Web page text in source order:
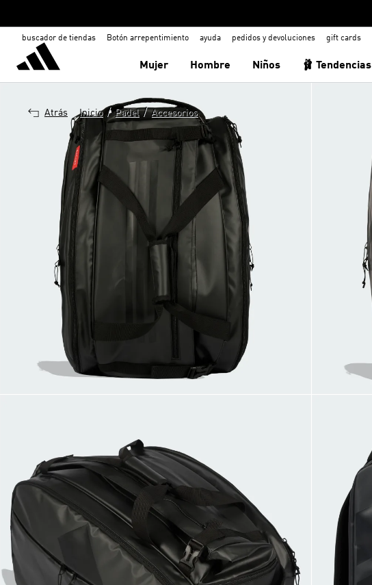
buscador de tiendas Botón arrepentimiento ayuda pedidos y devoluciones gift cards
Mujer Hombre Niños 🩰 Tendencias
Atrás Inicio / Padel / Accesorios